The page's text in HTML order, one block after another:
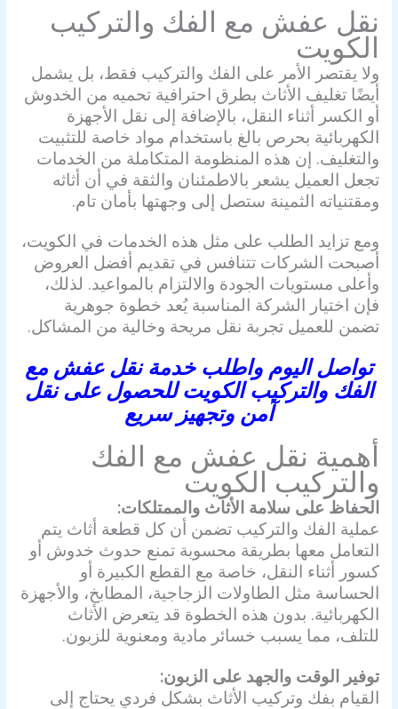
نقل عفش مع الفك والتركيب
الكويت
ولا يقتصر الأمر على الفك والتركيب فقط، بل يشمل
أيضًا تغليف الأثاث بطرق احترافية تحميه من الخدوش
أو الكسر أثناء النقل، بالإضافة إلى نقل الأجهزة
الكهربائية بحرص بالغ باستخدام مواد خاصة للتثبيت
والتغليف. إن هذه المنظومة المتكاملة من الخدمات
تجعل العميل يشعر بالاطمئنان والثقة في أن أثاثه
ومقتنياته الثمينة ستصل إلى وجهتها بأمان تام.
ومع تزايد الطلب على مثل هذه الخدمات في الكويت،
أصبحت الشركات تتنافس في تقديم أفضل العروض
وأعلى مستويات الجودة والالتزام بالمواعيد. لذلك،
فإن اختيار الشركة المناسبة يُعد خطوة جوهرية
تضمن للعميل تجربة نقل مريحة وخالية من المشاكل.
تواصل اليوم واطلب خدمة نقل عفش مع
الفك والتركيب الكويت للحصول على نقل
آمن وتجهيز سريع
أهمية نقل عفش مع الفك
والتركيب الكويت
الحفاظ على سلامة الأثاث والممتلكات:
عملية الفك والتركيب تضمن أن كل قطعة أثاث يتم
التعامل معها بطريقة محسوبة تمنع حدوث خدوش أو
كسور أثناء النقل، خاصة مع القطع الكبيرة أو
الحساسة مثل الطاولات الزجاجية، المطابخ، والأجهزة
الكهربائية. بدون هذه الخطوة قد يتعرض الأثاث
للتلف، مما يسبب خسائر مادية ومعنوية للزبون.
توفير الوقت والجهد على الزبون:
القيام بفك وتركيب الأثاث بشكل فردي يحتاج إلى